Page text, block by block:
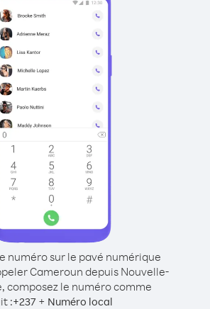
numéro sur le pavé numérique
Cameroun depuis Nouvelle-
composez le numéro comme
:+237 + Numéro local